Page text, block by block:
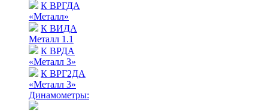
К ВРГДА
«Металл»
К ВИДА
Металл 1.1
К ВРДА
«Металл 3»
К ВРГ2ДА
«Металл 3»
Динамометры: